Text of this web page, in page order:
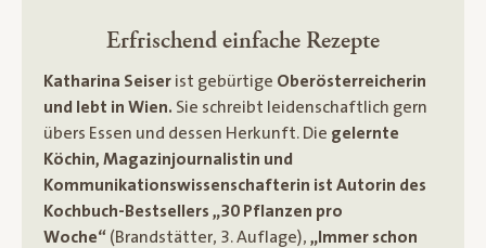
Erfrischend einfache Rezepte
Katharina Seiser ist gebürtige Oberösterreicherin
und lebt in Wien. Sie schreibt leidenschaftlich gern
übers Essen und dessen Herkunft. Die gelernte
Köchin, Magazinjournalistin und
Kommunikationswissenschafterin ist Autorin des
Kochbuch-Bestsellers „30 Pflanzen pro
Woche“ (Brandstätter, 3. Auflage), „Immer schon